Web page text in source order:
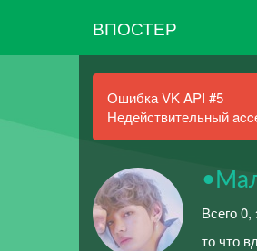
ВПОСТЕР
Ошибка VK API #5
Недействительный
Всего
то что